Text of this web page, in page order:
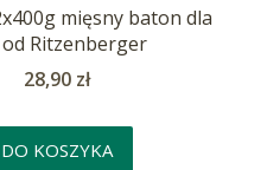
mięsny baton dla
Ritzenberger
Cena
28,90 zł
DO KOSZYKA